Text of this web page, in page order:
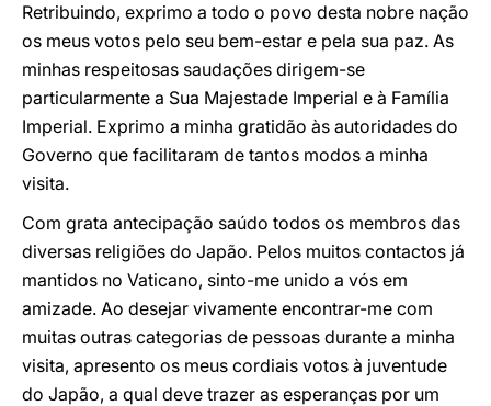
Retribuindo, exprimo a todo o povo desta nobre nação
os meus votos pelo seu bem-estar e pela sua paz. As
minhas respeitosas saudações dirigem-se
particularmente a Sua Majestade Imperial e à Família
Imperial. Exprimo a minha gratidão às autoridades do
Governo que facilitaram de tantos modos a minha
visita.
Com grata antecipação saúdo todos os membros das
diversas religiões do Japão. Pelos muitos contactos já
mantidos no Vaticano, sinto-me unido a vós em
amizade. Ao desejar vivamente encontrar-me com
muitas outras categorias de pessoas durante a minha
visita, apresento os meus cordiais votos à juventude
do Japão, a qual deve trazer as esperanças por um